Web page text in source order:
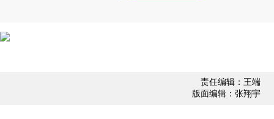
责任编辑：王端
版面编辑：张翔宇